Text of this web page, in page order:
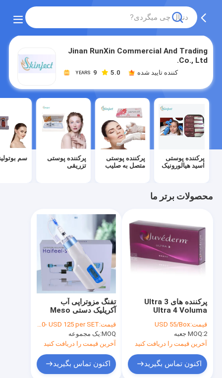
Jinan RunXin Commercial And Trading
Co., Ltd.
9
YEARS 5.0 کننده تایید شده
پرکننده پوستی
اسید هیالورونیک
پرکننده پوستی
متصل به صلیب
پرکننده پوستی
تزریقی
سم
محصولات برتر ما
تفنگ مزوتراپی آب
آکریلیک دستی Meso
قیمت:USD 120- USD 125 per SET
MOQ: یک مجموعه
آخرین قیمت را دریافت کنید
اکنون تماس بگیرید
پرکننده های Ultra 3
Ultra 4 Voluma
Acid
قیمت:USD 55/Box
MOQ:2 جعبه
آخرین قیمت را دریافت کنید
اکنون تماس بگیرید